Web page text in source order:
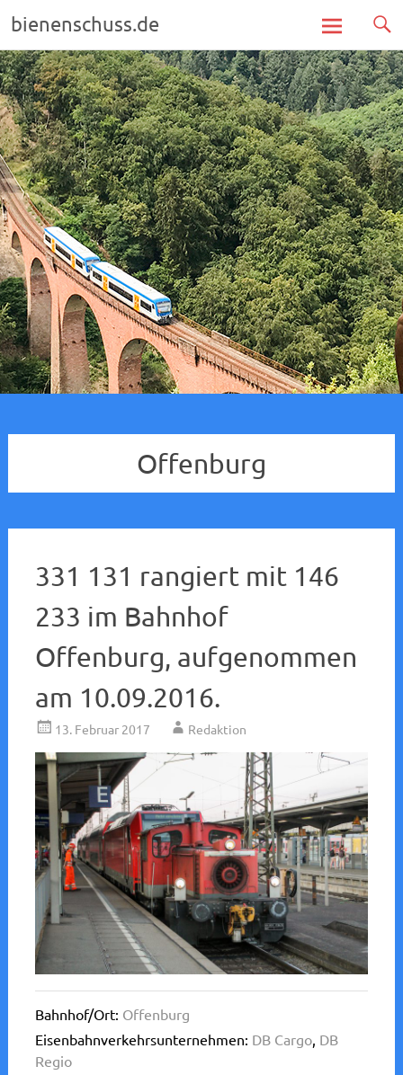
bienenschuss.de
Zum
Inhalt
springen
Offenburg
331 131 rangiert mit 146
233 im Bahnhof
Offenburg, aufgenommen
am 10.09.2016.
13. Februar 2017 Redaktion
Bahnhof/Ort: Offenburg
Eisenbahnverkehrsunternehmen: DB Cargo, DB
Regio